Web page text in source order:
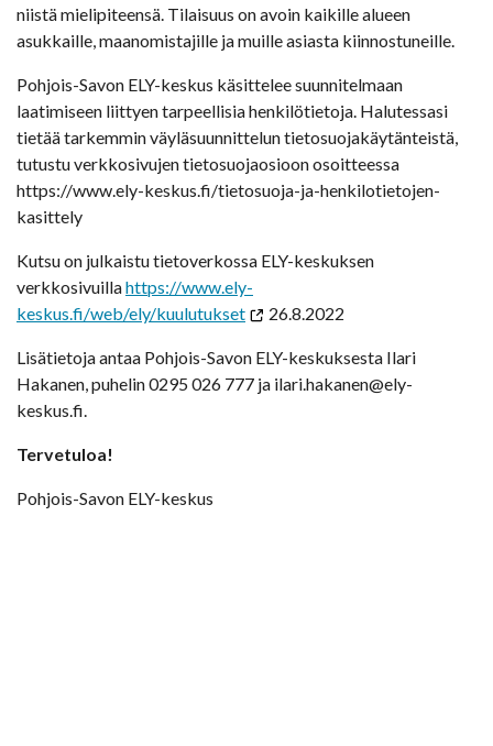
niistä mielipiteensä. Tilaisuus on avoin kaikille alueen
asukkaille, maanomistajille ja muille asiasta kiinnostuneille.
Pohjois-Savon ELY-keskus käsittelee suunnitelmaan
laatimiseen liittyen tarpeellisia henkilötietoja. Halutessasi
tietää tarkemmin väyläsuunnittelun tietosuojakäytänteistä,
tutustu verkkosivujen tietosuojaosioon osoitteessa
https://www.ely-keskus.fi/tietosuoja-ja-henkilotietojen-
kasittely
Kutsu on julkaistu tietoverkossa ELY-keskuksen
verkkosivuillahttps://www.ely-
keskus.fi/web/ely/kuulutukset
26.8.2022
Lisätietoja antaa Pohjois-Savon ELY-keskuksesta Ilari
Hakanen, puhelin 0295 026 777 ja ilari.hakanen@ely-
keskus.fi.
Tervetuloa!
Pohjois-Savon ELY-keskus